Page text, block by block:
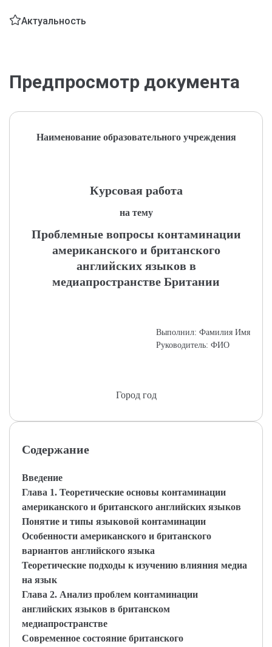
Актуальность
Предпросмотр документа
Наименование образовательного учреждения
Курсовая работа
на тему
Проблемные вопросы контаминации
американского и британского
английских языков в
медиапространстве Британии
Выполнил: Фамилия Имя
Руководитель: ФИО
Город год
Содержание
Введение
Глава 1. Теоретические основы контаминации
американского и британского английских языков
Понятие и типы языковой контаминации
Особенности американского и британского
вариантов английского языка
Теоретические подходы к изучению влияния медиа
на язык
Глава 2. Анализ проблем контаминации
английских языков в британском
медиапространстве
Современное состояние британского